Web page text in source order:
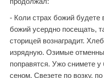
- Коли страх божий будете
божий усердно посещать,
сторицей вознаградит.
изрядную. Озимые
поправятся. Ужо снимете
сеном. Свезете по возку,